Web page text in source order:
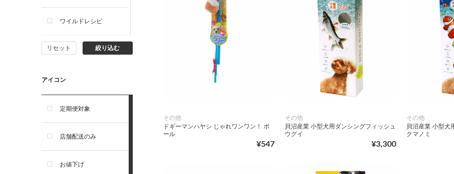
犬サプリ・ミルク・栄養補給
ワイルドレシピ
ナチュラルチョイス
ウェルネス
アーテミス
セレクトバランス
リガロ
リセット 絞り込む
アイコン
定期便対象
店舗配送のみ
お値下げ
その他
ドギーマンハヤシ じゃれワンワン！ ボ
ール
¥547
その他
貝沼産業 小型犬用ダンシングフィッシュ
ウグイ
¥3,300
その他
貝沼産業 小型犬
クマノミ